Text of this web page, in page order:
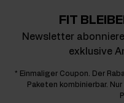
FIT
Newsletter
exklusive
* Einmaliger Coupon. Der
Paketen kombinierbar.